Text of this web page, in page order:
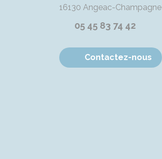
16130 Angeac-Champagne
05 45 83 74 42
Contactez-nous